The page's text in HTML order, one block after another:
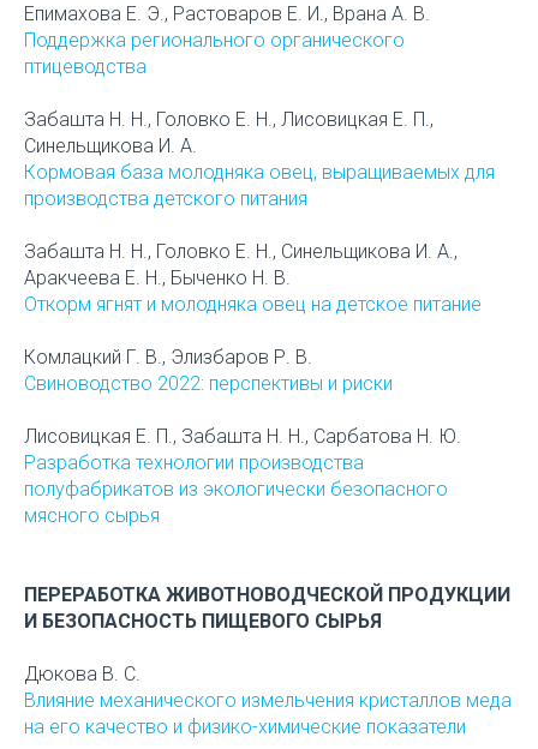
Епимахова Е. Э., Растоваров Е. И., Врана А. В.
Поддержка регионального органического
птицеводства
Забашта Н. Н., Головко Е. Н., Лисовицкая Е. П.,
Синельщикова И. А.
Кормовая база молодняка овец, выращиваемых для
производства детского питания
Забашта Н. Н., Головко Е. Н., Синельщикова И. А.,
Аракчеева Е. Н., Быченко Н. В.
Откорм ягнят и молодняка овец на детское питание
Комлацкий Г. В., Элизбаров Р. В.
Свиноводство 2022: перспективы и риски
Лисовицкая Е. П., Забашта Н. Н., Сарбатова Н. Ю.
Разработка технологии производства
полуфабрикатов из экологически безопасного
мясного сырья
ПЕРЕРАБОТКА ЖИВОТНОВОДЧЕСКОЙ ПРОДУКЦИИ
И БЕЗОПАСНОСТЬ ПИЩЕВОГО СЫРЬЯ
Дюкова В. С.
Влияние механического измельчения кристаллов меда
на его качество и физико-химические показатели